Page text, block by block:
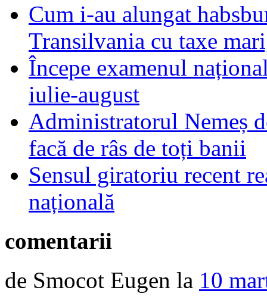
Cum i-au alungat
Transilvania cu taxe
Începe examenul
iulie-august
Administratorul Nemeș
facă de râs de toți banii
Sensul giratoriu recent
națională
comentarii
de Smocot Eugen la 10